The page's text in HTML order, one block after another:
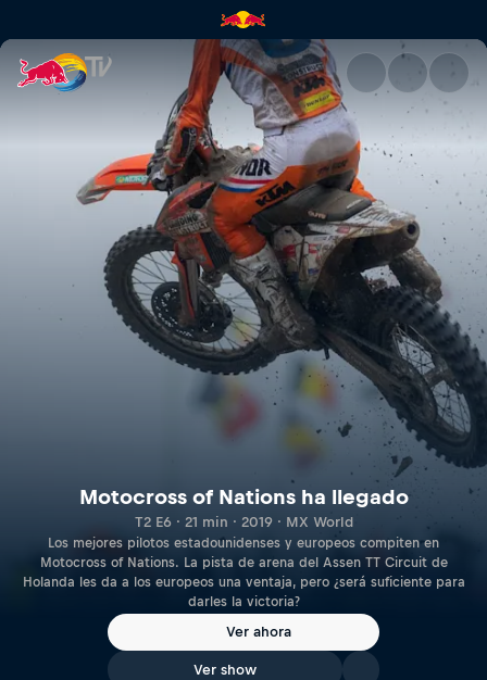
Motocross of Nations ha
Motocross of Nations ha llegado
T2 E6 · 21 min · 2019 · MX World
Los mejores pilotos estadounidenses y europeos compiten en
Motocross of Nations. La pista de arena del Assen TT Circuit de
Holanda les da a los europeos una ventaja, pero ¿será suficiente para
darles la victoria?
Ver ahora
Ver show